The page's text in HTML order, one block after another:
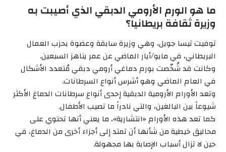
ما هو الورم الأرومي الدبقي الذي أصيبت به
وزيرة ثقافة بريطانيا؟
توفيت تيسا جويل، وهي وزيرة سابقة وعضوة بحزب العمال
البريطاني، في مايو/أيار الماضي عن عمر يناهز السبعين.
وكانت قد شُخّصت بورم دماغي أرومي دبقي مُتعدد الأشكال
في العام الماضي وهو أشرس أنواع السرطانات.
وتعد الأورام الأرومية الدبقية إحدى أنواع سرطانات الدماغ الأكثر
شيوعاً بين البالغين، والتي نادراً ما تصيب الأطفال.
كما تعد هذه الأورام «انتشارية»، ما يعني أنها تحتوي على
محاليق خيطية من شأنها أن تمتد إلى أجزاء أخرى من الدماغ، في
حين لا تزال أسباب الإصابة بها مجهولة.